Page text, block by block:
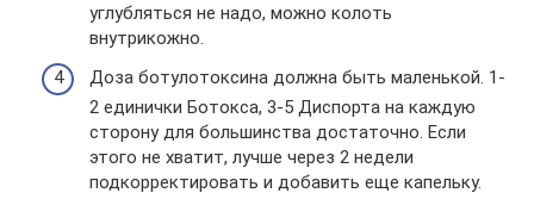
углубляться не надо, можно колоть
внутрикожно.
Доза ботулотоксина должна быть маленькой. 1-
2 единички Ботокса, 3-5 Диспорта на каждую
сторону для большинства достаточно. Если
этого не хватит, лучше через 2 недели
подкорректировать и добавить еще капельку.